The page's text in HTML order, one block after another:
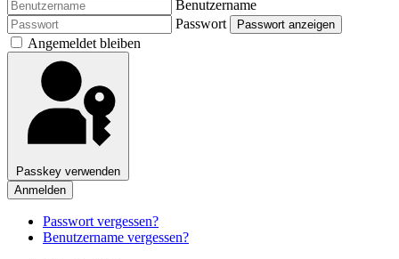
Benutzername
Passwort
Passwort anzeigen
Angemeldet bleiben
Passkey verwenden
Anmelden
Passwort vergessen?
Benutzername vergessen?